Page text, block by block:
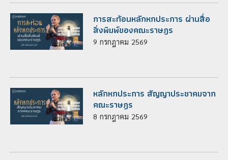
การสะท้อนหลักหกประการ ผ่านสื่อ
สิ่งพิมพ์ของคณะราษฎร
9 กรกฎาคม 2569
หลักหกประการ สัญญาประชาคมจาก
คณะราษฎร
8 กรกฎาคม 2569